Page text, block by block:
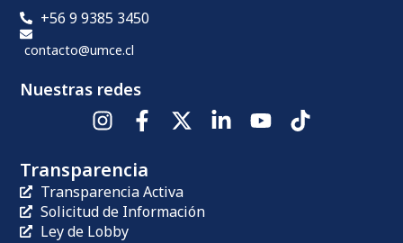
+56 9 9385 3450
contacto@umce.cl
Nuestras redes
Transparencia
Transparencia Activa
Solicitud de Información
Ley de Lobby